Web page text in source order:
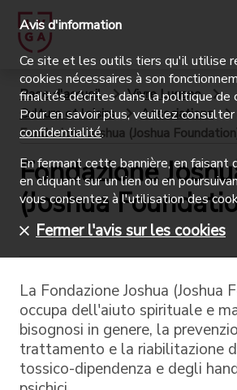
Page d'accueil
Vivre Lugano
Culture et loisirs
Associations
Fondazione Joshua (Joshua
Fondazione
(Joshua
La Fondazione Joshua (Joshua
occupa dell'aiuto spirituale e
bisognosi in genere, la
trattamento e la riabilitazione
tossico-dipendenza e degli
Avis d'information
Ce site et les outils tiers qu'il utilise
cookies nécessaires à son
finalités décrites dans la politique de
Pour en savoir plus, veuillez
confidentialité.
En fermant cette bannière, en
en cliquant sur un lien ou en
vous consentez à l'utilisation des
Fermer l'avis sur les cookies